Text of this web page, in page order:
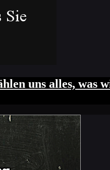
uns alles, was